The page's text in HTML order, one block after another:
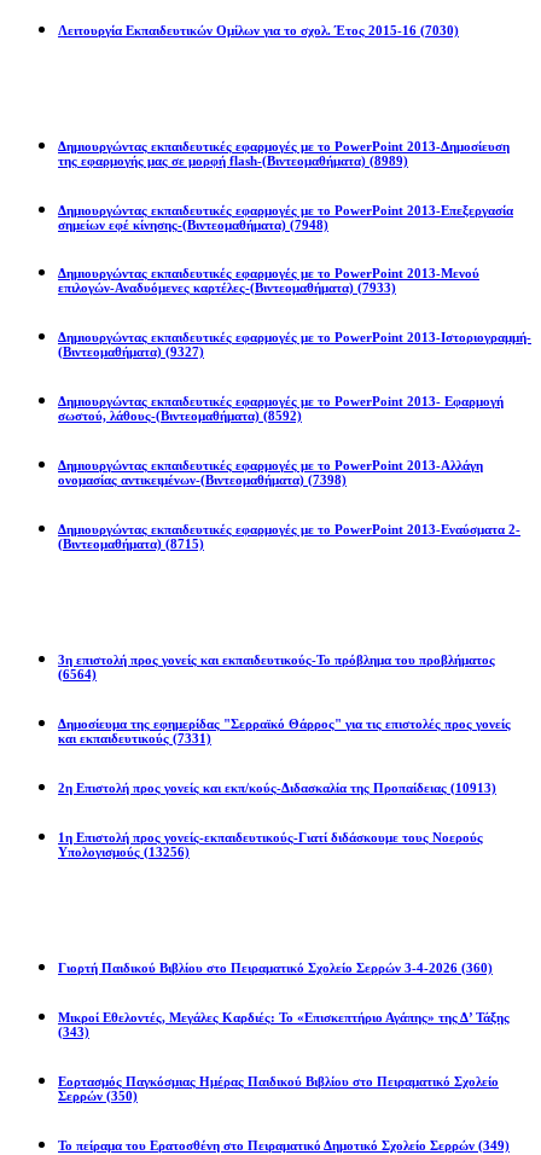
Λειτουργία Εκπαιδευτικών Ομίλων για το σχολ. Έτος 2015-16 (7030)
Δημιουργώντας εκπαιδευτικές εφαρμογές με το PowerPoint 2013-Δημοσίευση
της εφαρμογής μας σε μορφή flash-(Βιντεομαθήματα) (8989)
Δημιουργώντας εκπαιδευτικές εφαρμογές με το PowerPoint 2013-Επεξεργασία
σημείων εφέ κίνησης-(Βιντεομαθήματα) (7948)
Δημιουργώντας εκπαιδευτικές εφαρμογές με το PowerPoint 2013-Μενού
επιλογών-Αναδυόμενες καρτέλες-(Βιντεομαθήματα) (7933)
Δημιουργώντας εκπαιδευτικές εφαρμογές με το PowerPoint 2013-Ιστοριογραμμή-
(Βιντεομαθήματα) (9327)
Δημιουργώντας εκπαιδευτικές εφαρμογές με το PowerPoint 2013- Εφαρμογή
σωστού, λάθους-(Βιντεομαθήματα) (8592)
Δημιουργώντας εκπαιδευτικές εφαρμογές με το PowerPoint 2013-Αλλάγη
ονομασίας αντικειμένων-(Βιντεομαθήματα) (7398)
Δημιουργώντας εκπαιδευτικές εφαρμογές με το PowerPoint 2013-Εναύσματα 2-
(Βιντεομαθήματα) (8715)
3η επιστολή προς γονείς και εκπαιδευτικούς-Το πρόβλημα του προβλήματος
(6564)
Δημοσίευμα της εφημερίδας "Σερραϊκό Θάρρος" για τις επιστολές προς γονείς
και εκπαιδευτικούς (7331)
2η Eπιστολή προς γονείς και εκπ/κούς-Διδασκαλία της Προπαίδειας (10913)
1η Επιστολή προς γονείς-εκπαιδευτικούς-Γιατί διδάσκουμε τους Νοερούς
Υπολογισμούς (13256)
Γιορτή Παιδικού Βιβλίου στο Πειραματικό Σχολείο Σερρών 3-4-2026 (360)
Μικροί Εθελοντές, Μεγάλες Καρδιές: Το «Επισκεπτήριο Αγάπης» της Δ’ Τάξης
(343)
Εορτασμός Παγκόσμιας Ημέρας Παιδικού Βιβλίου στο Πειραματικό Σχολείο
Σερρών (350)
Το πείραμα του Ερατοσθένη στο Πειραματικό Δημοτικό Σχολείο Σερρών (349)